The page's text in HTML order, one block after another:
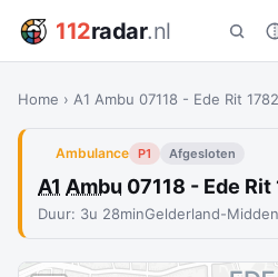
112radar.nl
Home › A1 Ambu 07118 - Ede Rit
Ambulance P1 Afgesloten
A1 Ambu 07118 - Ede
Duur: 3u 28minGelderland-Midden